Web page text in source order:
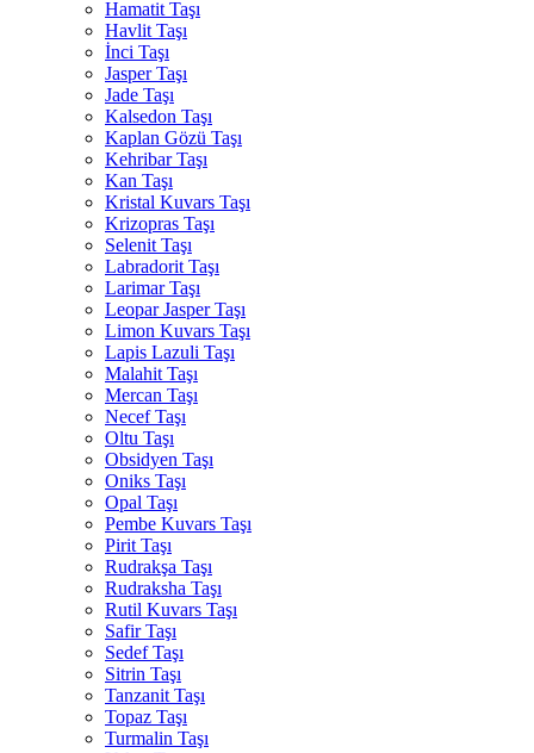
Hamatit Taşı
Havlit Taşı
İnci Taşı
Jasper Taşı
Jade Taşı
Kalsedon Taşı
Kaplan Gözü Taşı
Kehribar Taşı
Kan Taşı
Kristal Kuvars Taşı
Krizopras Taşı
Selenit Taşı
Labradorit Taşı
Larimar Taşı
Leopar Jasper Taşı
Limon Kuvars Taşı
Lapis Lazuli Taşı
Malahit Taşı
Mercan Taşı
Necef Taşı
Oltu Taşı
Obsidyen Taşı
Oniks Taşı
Opal Taşı
Pembe Kuvars Taşı
Pirit Taşı
Rudrakşa Taşı
Rudraksha Taşı
Rutil Kuvars Taşı
Safir Taşı
Sedef Taşı
Sitrin Taşı
Tanzanit Taşı
Topaz Taşı
Turmalin Taşı